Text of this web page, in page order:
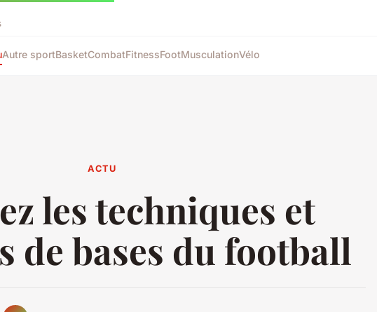
Autre sportBasketCombatFitnessFootMusculationVélo
ACTU
les techniques et
de bases du football